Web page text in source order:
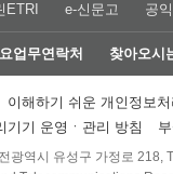
ETRI e-신문고 공
업무연락처 찾아오시
이해하기 쉬운 개인정보처
기기 운영ㆍ관리 방침
광역시 유성구 가정로 218,